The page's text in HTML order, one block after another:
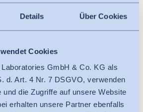
Details Über Cookies
Cookies
GmbH & Co. KG als
d. Art. 4 Nr. 7 DSGVO, verwenden
die Zugriffe auf unsere Website
erhalten unsere Partner ebenfalls
Aktuelles
Downloads
Presse